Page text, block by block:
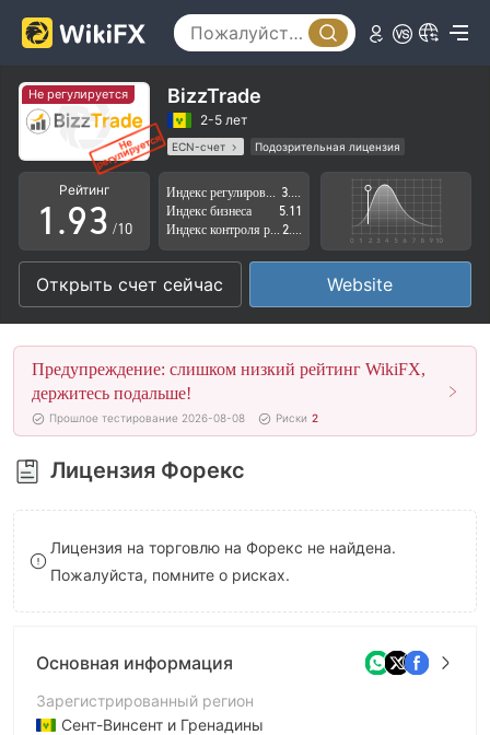
Не регулируется BizzTrade
2-5 лет
ECN-счет
Подозрительная лицензия
Регион деятельности подозрителен
Высокие потенциальные риски
Рейтинг
0
1
2
3
4
5
6
7
8
9
.
5
6
7
8
9
0
1
2
3
4
5
6
7
8
9
/10
Индекс бизнеса
5.11
Открыть счет сейчас Website
Предупреждение: слишком низкий рейтинг WikiFX,
держитесь подальше!
Прошлое тестирование 2026-08-08 Риски 2
Лицензия Форекс
Лицензия на торговлю на Форекс не найдена.
Пожалуйста, помните о рисках.
Основная информация
Зарегистрированный регион
Сент-Винсент и Гренадины